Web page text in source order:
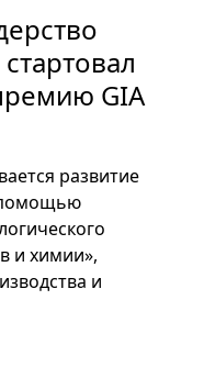
GIA
развитие
помощью
и химии»,
и